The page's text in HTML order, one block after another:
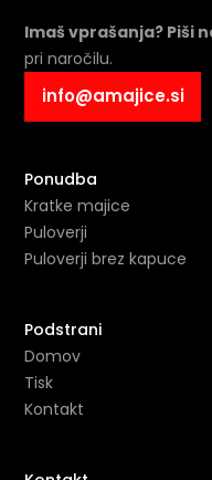
Imaš vprašanja? Piši
pri naročilu.
info@amajice.si
Ponudba
Kratke majice
Puloverji
Puloverji brez kapuce
Podstrani
Domov
Tisk
Kontakt